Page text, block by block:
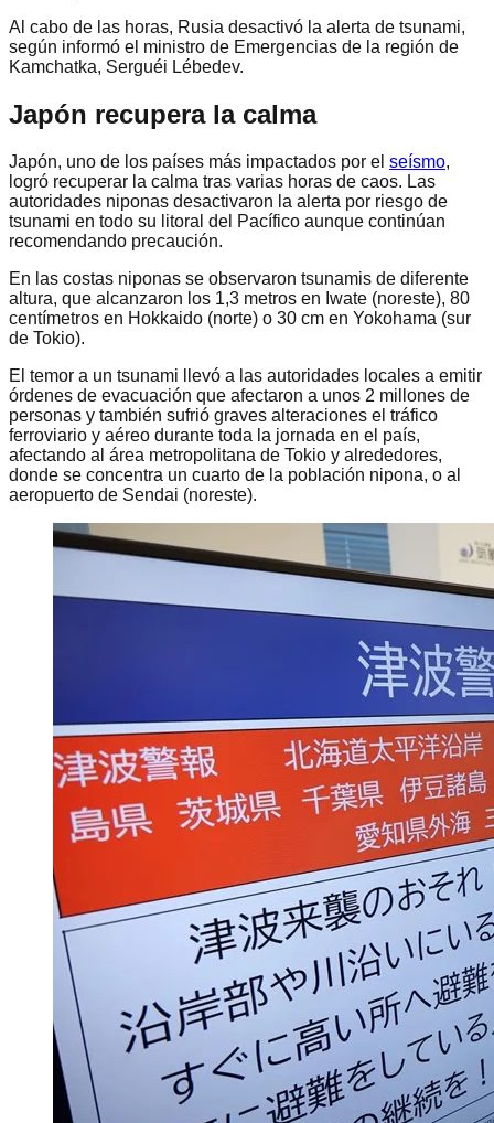
Al cabo de las horas, Rusia desactivó la alerta de tsunami,
según informó el ministro de Emergencias de la región de
Kamchatka, Serguéi Lébedev.
Japón recupera la calma
Japón, uno de los países más impactados por el seísmo,
logró recuperar la calma tras varias horas de caos. Las
autoridades niponas desactivaron la alerta por riesgo de
tsunami en todo su litoral del Pacífico aunque continúan
recomendando precaución.
En las costas niponas se observaron tsunamis de diferente
altura, que alcanzaron los 1,3 metros en Iwate (noreste), 80
centímetros en Hokkaido (norte) o 30 cm en Yokohama (sur
de Tokio).
El temor a un tsunami llevó a las autoridades locales a emitir
órdenes de evacuación que afectaron a unos 2 millones de
personas y también sufrió graves alteraciones el tráfico
ferroviario y aéreo durante toda la jornada en el país,
afectando al área metropolitana de Tokio y alrededores,
donde se concentra un cuarto de la población nipona, o al
aeropuerto de Sendai (noreste).